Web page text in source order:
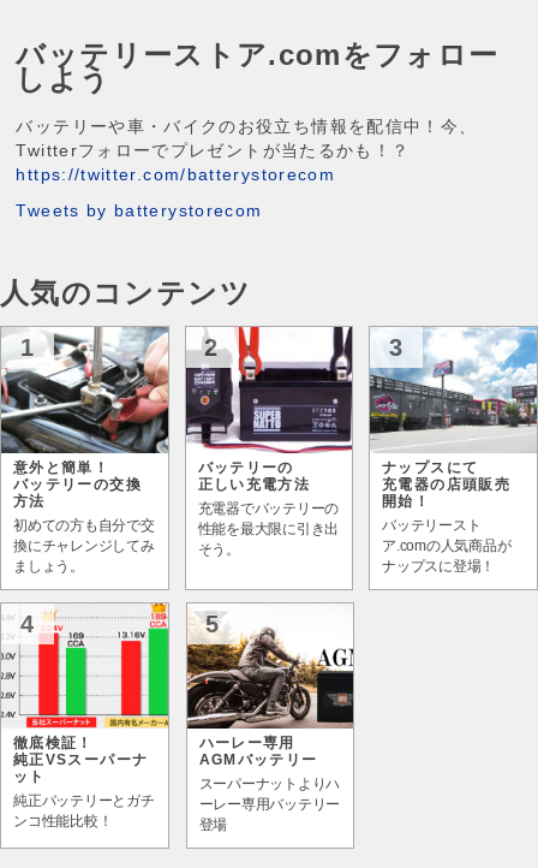
バッテリーストア.comをフォロー
しよう
バッテリーや車・バイクのお役立ち情報を配信中！今、
Twitterフォローでプレゼントが当たるかも！？
https://twitter.com/batterystorecom
Tweets by batterystorecom
人気のコンテンツ
1
意外と簡単！
バッテリーの交換
方法
初めての方も自分で交
換にチャレンジしてみ
ましょう。
2
バッテリーの
正しい充電方法
充電器でバッテリーの
性能を最大限に引き出
そう。
3
ナップスにて
充電器の店頭販売
開始！
バッテリースト
ア.comの人気商品が
ナップスに登場！
4
徹底検証！
純正VSスーパーナ
ット
純正バッテリーとガチ
ンコ性能比較！
5
ハーレー専用
AGMバッテリー
スーパーナットよりハ
ーレー専用バッテリー
登場